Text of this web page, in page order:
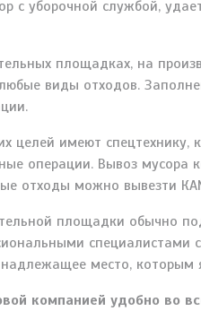
с уборочной службой,
площадках, на
виды отходов.
целей имеют
операции. Вывоз
отходы можно вывезти
площадки обычно
специалистами
место, которым
компанией удобно во